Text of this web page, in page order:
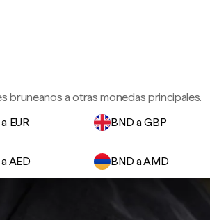
bruneanos a otras monedas principales.
EUR BND a GBP
AED BND a AMD